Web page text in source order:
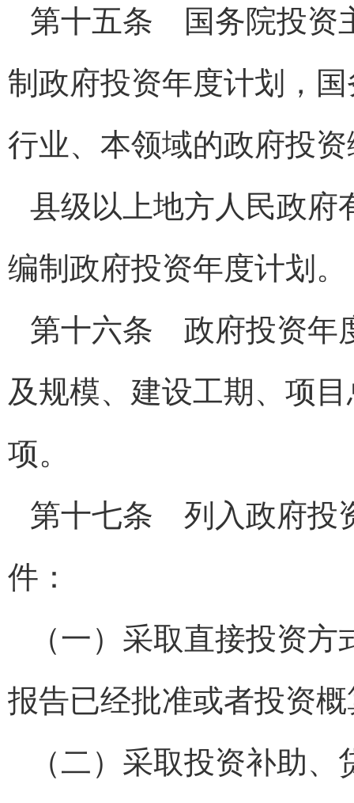
第十五条 国务院投资
制政府投资年度计划，
行业、本领域的政府投
县级以上地方人民政府
编制政府投资年度计划。
第十六条 政府投资年
及规模、建设工期、项
项。
第十七条 列入政府投
件：
（一）采取直接投资
报告已经批准或者投资
（二）采取投资补助